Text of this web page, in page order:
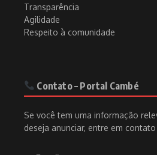
Transparência
Agilidade
Respeito à comunidade
Contato – Portal Cambé
Se você tem uma informação
deseja anunciar, entre em